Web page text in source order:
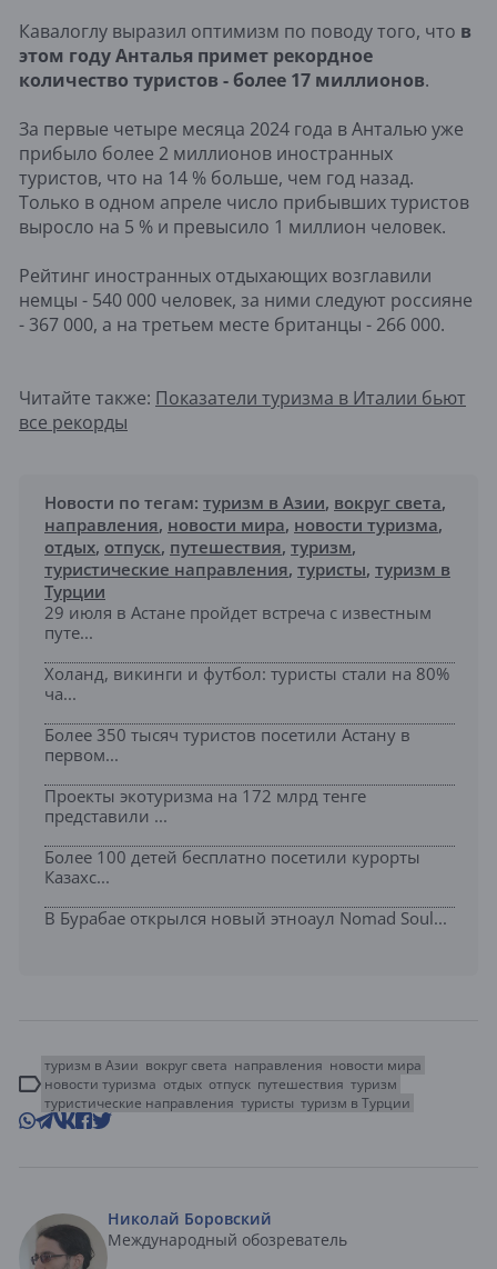
Кавалоглу выразил оптимизм по поводу того, что в
этом году Анталья примет рекордное
количество туристов - более 17 миллионов.
За первые четыре месяца 2024 года в Анталью уже
прибыло более 2 миллионов иностранных
туристов, что на 14 % больше, чем год назад.
Только в одном апреле число прибывших туристов
выросло на 5 % и превысило 1 миллион человек.
Рейтинг иностранных отдыхающих возглавили
немцы - 540 000 человек, за ними следуют россияне
- 367 000, а на третьем месте британцы - 266 000.
Читайте также: Показатели туризма в Италии бьют
все рекорды
Новости по тегам: туризм в Азии, вокруг света,
направления, новости мира, новости туризма,
отдых, отпуск, путешествия, туризм,
туристические направления, туристы, туризм в
Турции
29 июля в Астане пройдет встреча с известным
путе...
Холанд, викинги и футбол: туристы стали на 80%
ча...
Более 350 тысяч туристов посетили Астану в
первом...
Проекты экотуризма на 172 млрд тенге
представили ...
Более 100 детей бесплатно посетили курорты
Казахс...
В Бурабае открылся новый этноаул Nomad Soul...
туризм в Азии вокруг света направления новости мира
новости туризма отдых отпуск путешествия туризм
туристические направления туристы туризм в Турции
Николай Боровский
Международный обозреватель